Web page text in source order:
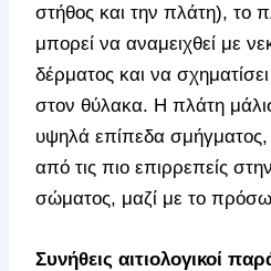
στήθος και την πλάτη), το
μπορεί να αναμειχθεί με
δέρματος και να
στον θύλακα. Η πλάτη
υψηλά επίπεδα σμήγματος,
από τις πιο επιρρεπείς
σώματος, μαζί με το
Συνήθεις αιτιολογικοί